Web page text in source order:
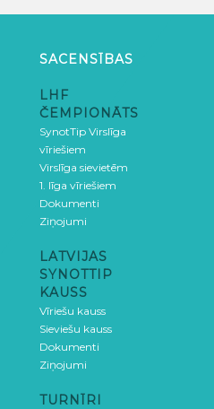
SACENSĪBAS
LHF
ČEMPIONĀTS
SynotTip Virslīga
vīriešiem
Virslīga sievietēm
1. līga vīriešiem
Dokumenti
Ziņojumi
LATVIJAS
SYNOTTIP
KAUSS
Vīriešu kauss
Sieviešu kauss
Dokumenti
Ziņojumi
TURNĪRI